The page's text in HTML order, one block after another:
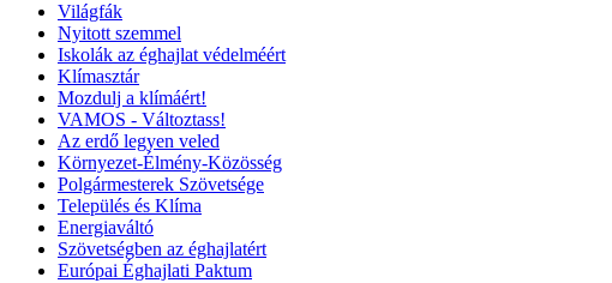
Világfák
Nyitott szemmel
Iskolák az éghajlat védelméért
Klímasztár
Mozdulj a klímáért!
VAMOS - Változtass!
Az erdő legyen veled
Környezet-Élmény-Közösség
Polgármesterek Szövetsége
Település és Klíma
Energiaváltó
Szövetségben az éghajlatért
Európai Éghajlati Paktum